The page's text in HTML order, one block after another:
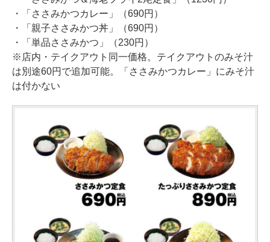
・「ささみかつカレー」（690円）
・「親子ささみかつ丼」（690円）
・「単品ささみかつ」（230円）
※店内・テイクアウト同一価格。テイクアウトのみそ汁
は別途60円で追加可能。「ささみかつカレー」にみそ汁
は付かない